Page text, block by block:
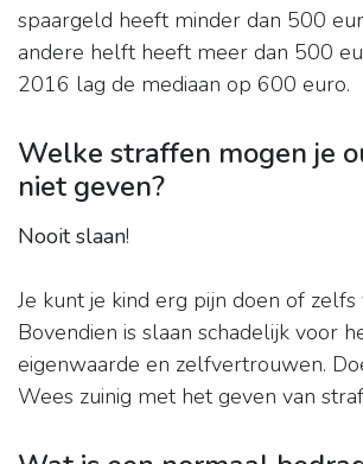
spaargeld heeft minder dan 500
andere helft heeft meer dan 500
2016 lag de mediaan op 600 euro.
Welke straffen mogen je
niet geven?
Nooit slaan!
Je kunt je kind erg pijn doen of
Bovendien is slaan schadelijk voor
eigenwaarde en zelfvertrouwen.
Wees zuinig met het geven van